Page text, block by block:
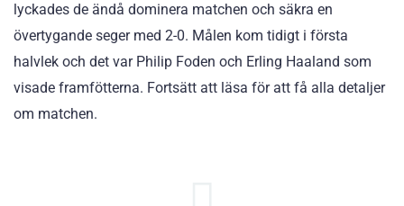
lyckades de ändå dominera matchen och säkra en
övertygande seger med 2-0. Målen kom tidigt i första
halvlek och det var Philip Foden och Erling Haaland som
visade framfötterna. Fortsätt att läsa för att få alla detaljer
om matchen.